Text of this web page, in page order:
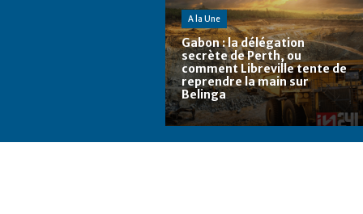
A la Une
Gabon : la délégation
secrète de Perth, ou
comment Libreville tente de
reprendre la main sur
Belinga